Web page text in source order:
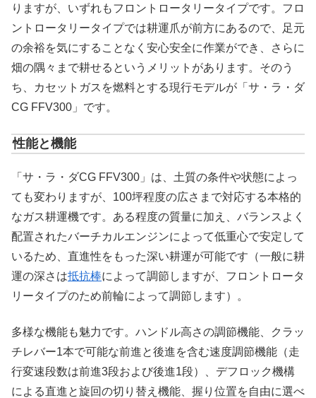
りますが、いずれもフロントロータリータイプです。フロ
ントロータリータイプでは耕運爪が前方にあるので、足元
の余裕を気にすることなく安心安全に作業ができ、さらに
畑の隅々まで耕せるというメリットがあります。そのう
ち、カセットガスを燃料とする現行モデルが「サ・ラ・ダ
CG FFV300」です。
性能と機能
「サ・ラ・ダCG FFV300」は、土質の条件や状態によっ
ても変わりますが、100坪程度の広さまで対応する本格的
なガス耕運機です。ある程度の質量に加え、バランスよく
配置されたバーチカルエンジンによって低重心で安定して
いるため、直進性をもった深い耕運が可能です（一般に耕
運の深さは抵抗棒によって調節しますが、フロントロータ
リータイプのため前輪によって調節します）。
多様な機能も魅力です。ハンドル高さの調節機能、クラッ
チレバー1本で可能な前進と後進を含む速度調節機能（走
行変速段数は前進3段および後進1段）、デフロック機構
による直進と旋回の切り替え機能、握り位置を自由に選べ